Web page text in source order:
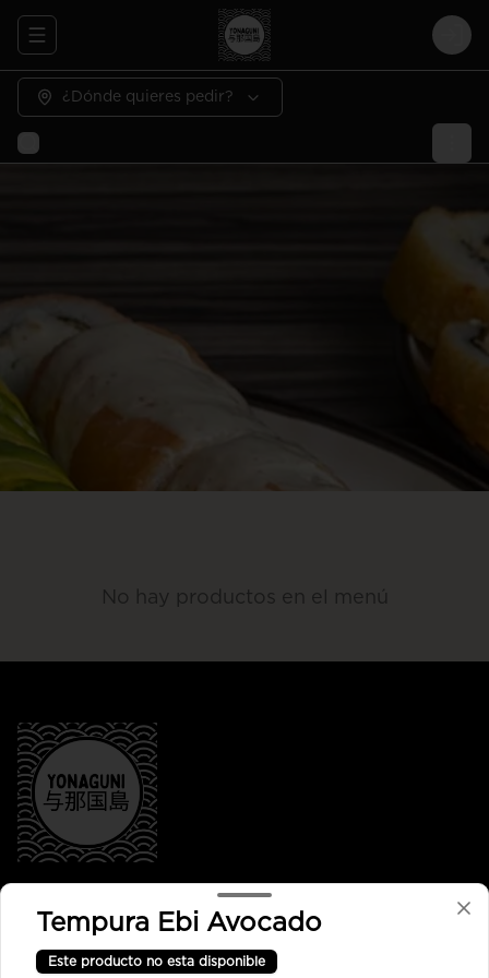
Abrir menu de navegación
¿Dónde quieres pedir?
No hay productos en el menú
Despacho
Tempura Ebi Avocado
Este producto no esta disponible